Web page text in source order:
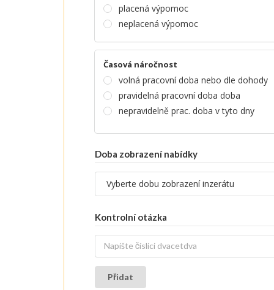
placená výpomoc
neplacená výpomoc
Časová náročnost
volná pracovní doba nebo dle dohody
pravidelná pracovní doba doba
nepravidelně prac. doba v tyto dny
Doba zobrazení nabídky
Kontrolní otázka